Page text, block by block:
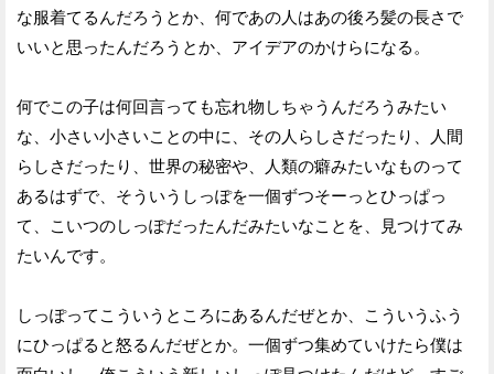
な服着てるんだろうとか、何であの人はあの後ろ髪の長さで
いいと思ったんだろうとか、アイデアのかけらになる。
何でこの子は何回言っても忘れ物しちゃうんだろうみたい
な、小さい小さいことの中に、その人らしさだったり、人間
らしさだったり、世界の秘密や、人類の癖みたいなものって
あるはずで、そういうしっぽを一個ずつそーっとひっぱっ
て、こいつのしっぽだったんだみたいなことを、見つけてみ
たいんです。
しっぽってこういうところにあるんだぜとか、こういうふう
にひっぱると怒るんだぜとか。一個ずつ集めていけたら僕は